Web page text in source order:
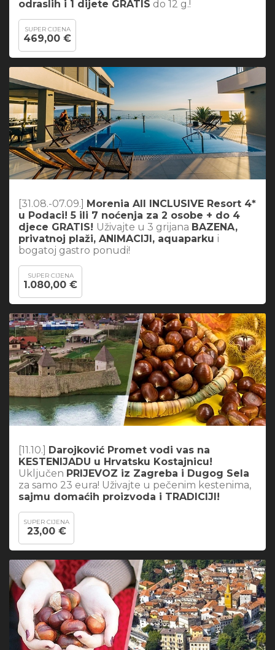
odraslih i 1 dijete GRATIS do 12 g.!
SUPER CIJENA
469,00 €
[31.08.-07.09.] Morenia All INCLUSIVE Resort 4*
u Podaci! 5 ili 7 noćenja za 2 osobe + do 4
djece GRATIS! Uživajte u 3 grijana BAZENA,
privatnoj plaži, ANIMACIJI, aquaparku i
bogatoj gastro ponudi!
SUPER CIJENA
1.080,00 €
[11.10.] Darojković Promet vodi vas na
KESTENIJADU u Hrvatsku Kostajnicu!
Uključen PRIJEVOZ iz Zagreba i Dugog Sela
za samo 23 eura! Uživajte u pečenim kestenima,
sajmu domaćih proizvoda i TRADICIJI!
SUPER CIJENA
23,00 €